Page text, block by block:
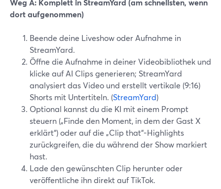
Weg A: Komplett in StreamYard (am schnellsten, wenn
dort aufgenommen)
Beende deine Liveshow oder Aufnahme in
StreamYard.
Öffne die Aufnahme in deiner Videobibliothek und
klicke auf AI Clips generieren; StreamYard
analysiert das Video und erstellt vertikale (9:16)
Shorts mit Untertiteln. (StreamYard)
Optional kannst du die KI mit einem Prompt
steuern („Finde den Moment, in dem der Gast X
erklärt“) oder auf die „Clip that“-Highlights
zurückgreifen, die du während der Show markiert
hast.
Lade den gewünschten Clip herunter oder
veröffentliche ihn direkt auf TikTok.